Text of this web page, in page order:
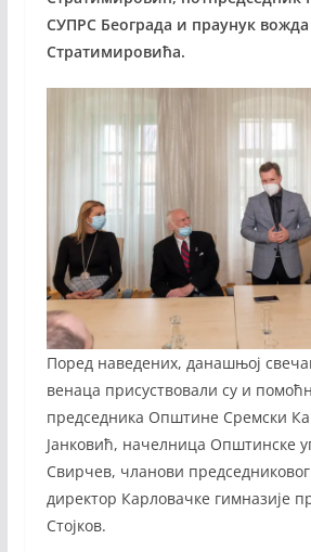
СУПРС Београда и праунук
Стратимировића.
Поред наведених, данашњој
венаца присуствовали су и
председника Општине Сремски
Јанковић, начелница Општинске
Свирчев, чланови
директор Карловачке гимназије
Стојков.